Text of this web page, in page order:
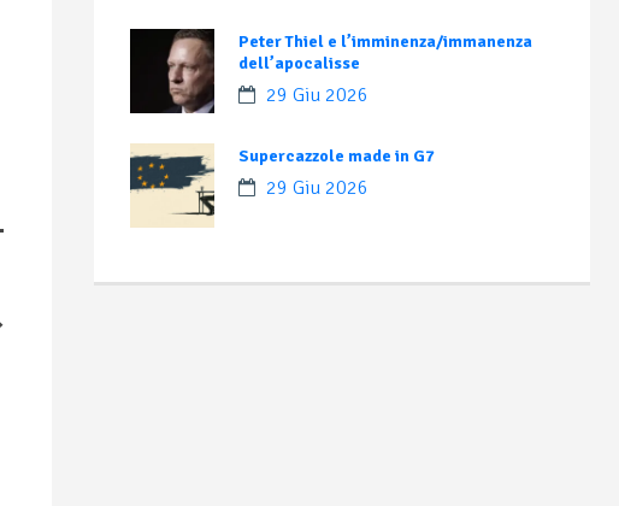
Peter Thiel e l’imminenza/immanenza
dell’apocalisse
29 Giu 2026
Supercazzole made in G7
29 Giu 2026